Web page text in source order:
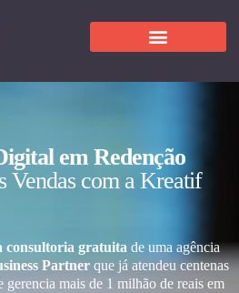
em Redenção
Vendas com a Kreatif
consultoria gratuita de uma agência
Partner que já atendeu centenas
mais de 1 milhão de reais em